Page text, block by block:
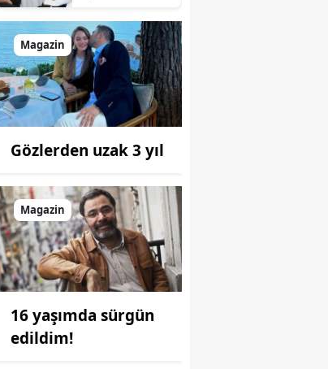
Magazin
Gözlerden uzak 3 yıl
Magazin
16 yaşımda sürgün
edildim!